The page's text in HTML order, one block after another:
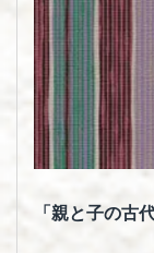
「親と子の